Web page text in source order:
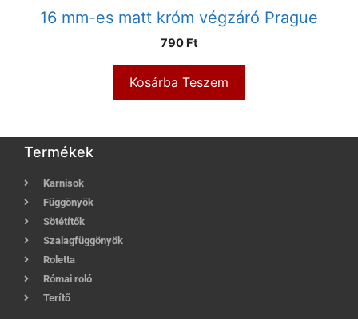
16 mm-es matt króm végzáró Prague
790 Ft
Kosárba Teszem
Termékek
Karnisok
Függönyök
Sötétítők
Szalagfüggönyök
Roletta
Római roló
Terítő